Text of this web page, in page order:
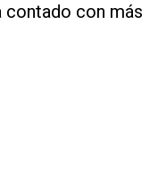
contado con más